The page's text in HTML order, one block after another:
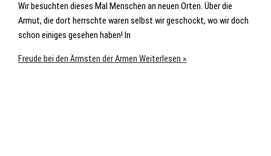
Wir besuchten dieses Mal Menschen an neuen Orten. Über die
Armut, die dort herrschte waren selbst wir geschockt, wo wir doch
schon einiges gesehen haben! In
Freude bei den Ärmsten der Armen Weiterlesen »